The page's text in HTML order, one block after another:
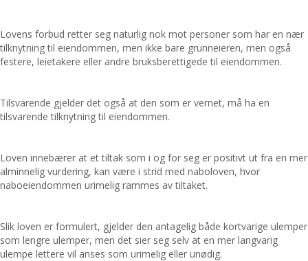
Lovens forbud retter seg naturlig nok mot personer som har en nær
tilknytning til eiendommen, men ikke bare grunneieren, men også
festere, leietakere eller andre bruksberettigede til eiendommen.
Tilsvarende gjelder det også at den som er vernet, må ha en
tilsvarende tilknytning til eiendommen.
Loven innebærer at et tiltak som i og for seg er positivt ut fra en mer
alminnelig vurdering, kan være i strid med naboloven, hvor
naboeiendommen urimelig rammes av tiltaket.
Slik loven er formulert, gjelder den antagelig både kortvarige ulemper
som lengre ulemper, men det sier seg selv at en mer langvarig
ulempe lettere vil anses som urimelig eller unødig.